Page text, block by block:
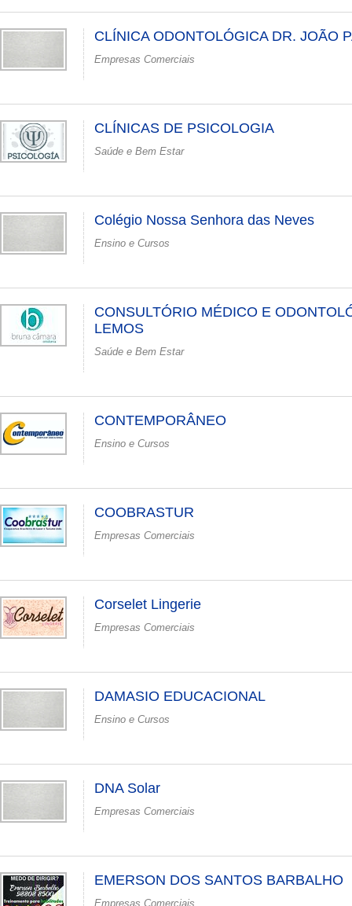
CLÍNICA ODONTOLÓGICA DR. JOÃO
Empresas Comerciais
CLÍNICAS DE PSICOLOGIA
Saúde e Bem Estar
Colégio Nossa Senhora das Neves
Ensino e Cursos
CONSULTÓRIO MÉDICO E
LEMOS
Saúde e Bem Estar
CONTEMPORÂNEO
Ensino e Cursos
COOBRASTUR
Empresas Comerciais
Corselet Lingerie
Empresas Comerciais
DAMASIO EDUCACIONAL
Ensino e Cursos
DNA Solar
Empresas Comerciais
EMERSON DOS SANTOS BARBALHO
Empresas Comerciais